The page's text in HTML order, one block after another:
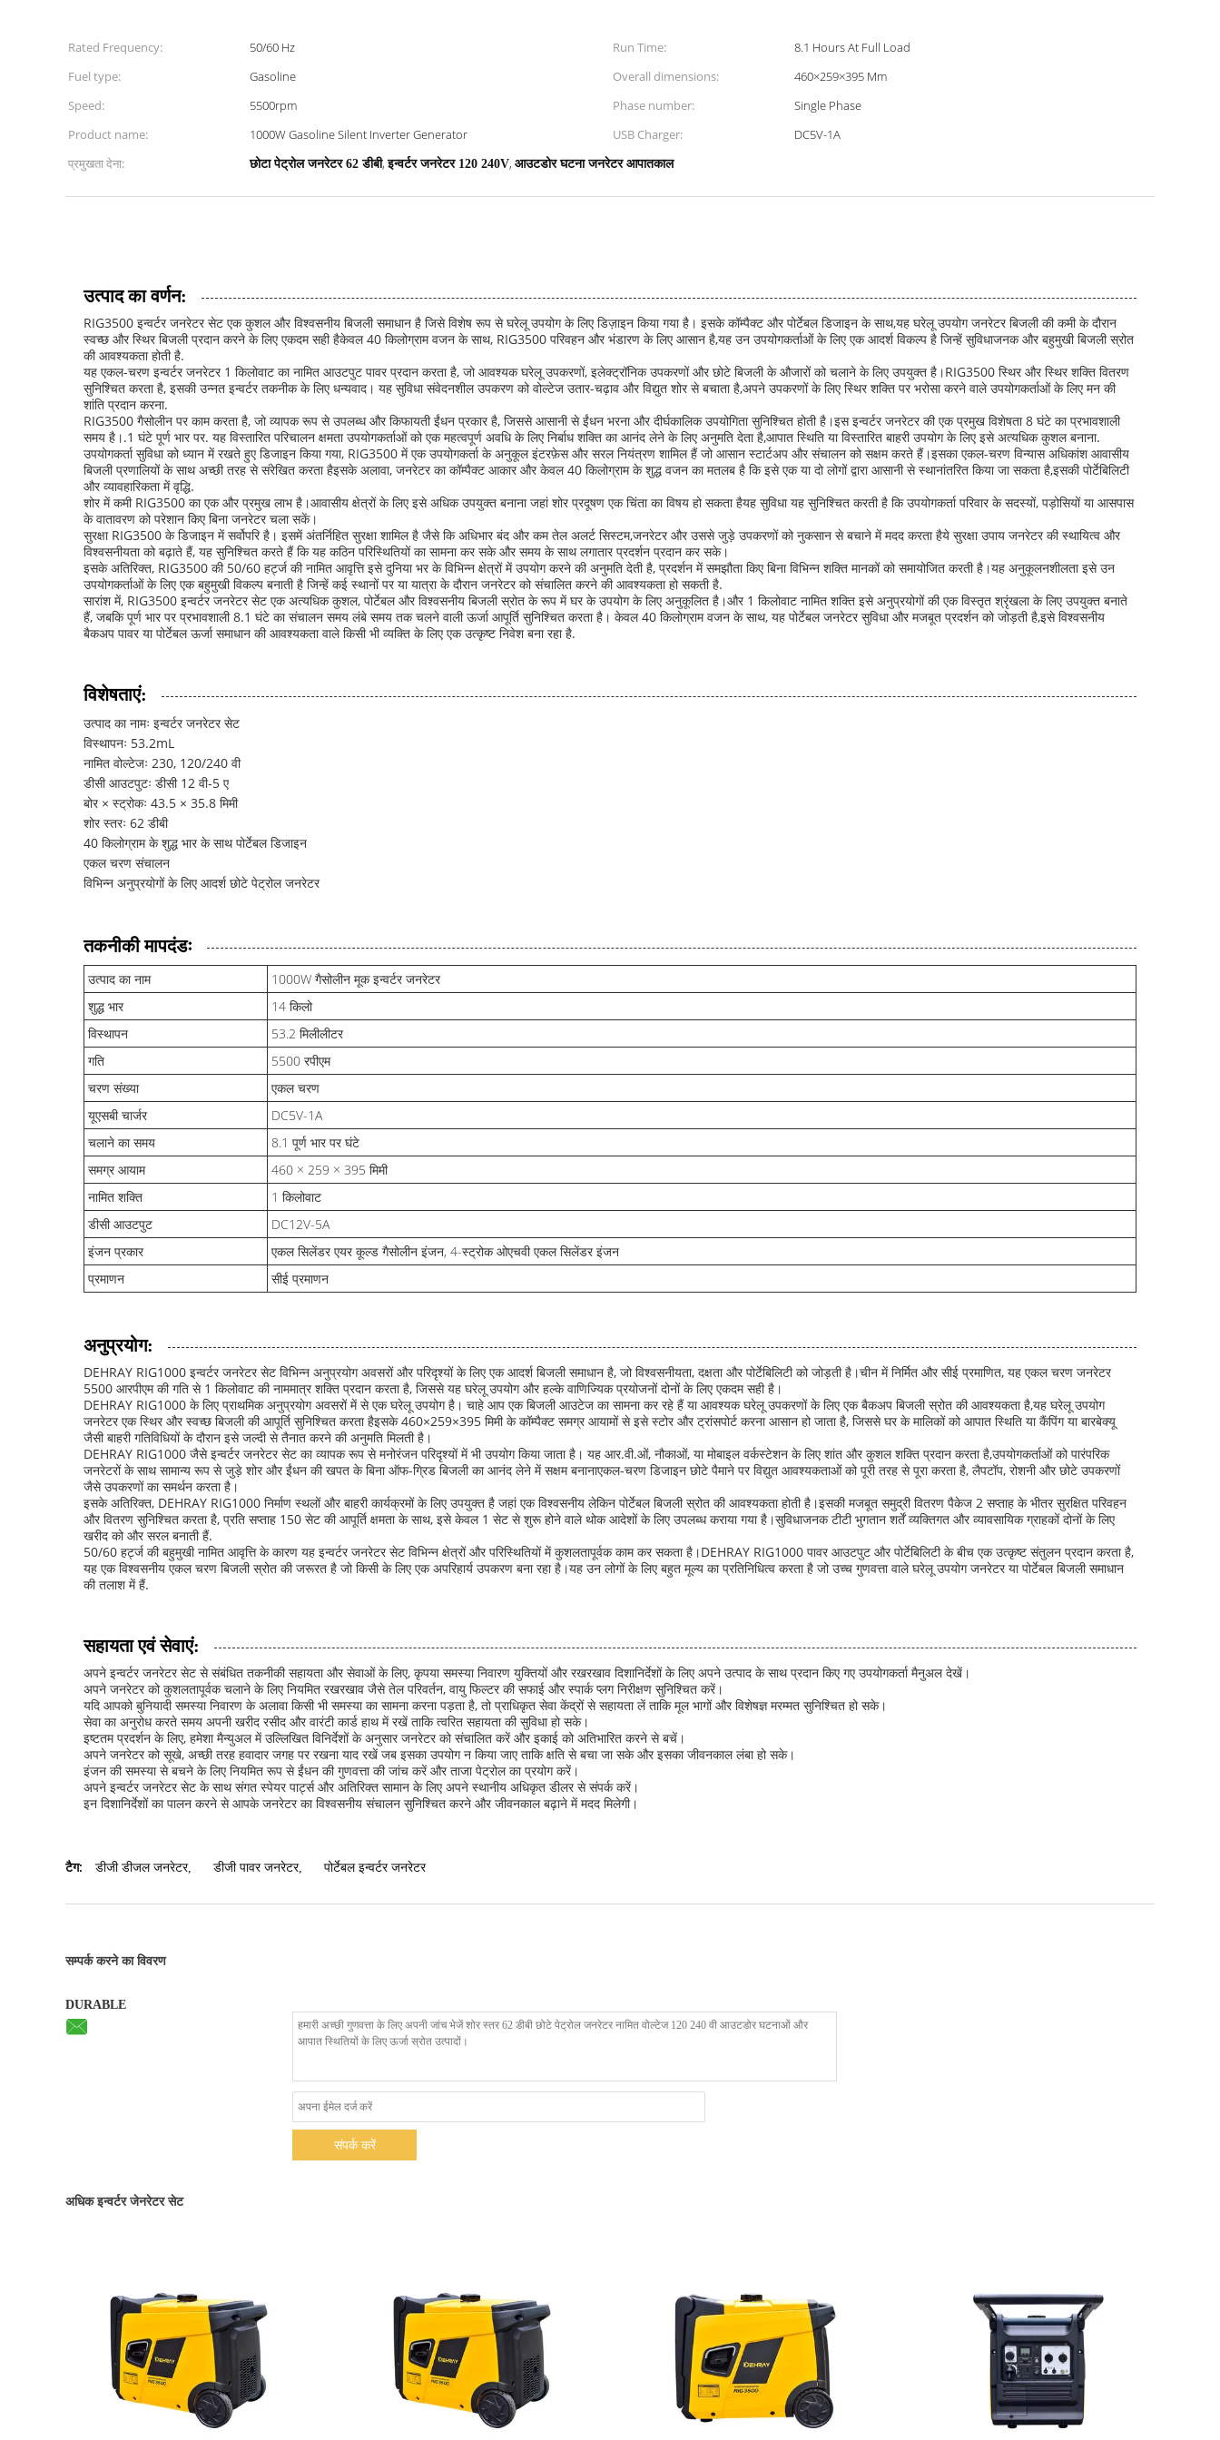
Rated Frequency: 50/60 Hz Run Time:
8.1 Hours At Full Load
Fuel type:
Gasoline Overall dimensions:
460×259×395 Mm
Speed:
5500rpm Phase number:
Single Phase
Product name:
1000W Gasoline Silent Inverter Generator USB Charger:
DC5V-1A
प्रमुखता देना:
छोटा पेट्रोल जनरेटर 62 डीबी,इन्वर्टर जनरेटर 120 240V, आउटडोर घटना जनरेटर आपातकाल
उत्पाद का वर्णन:
RIG3500 इन्वर्टर जनरेटर सेट एक कुशल और विश्वसनीय बिजली समाधान है जिसे विशेष रूप से घरेलू उपयोग के लिए डिज़ाइन किया गया है। इसके कॉम्पैक्ट और पोर्टेबल डिजाइन के साथ,यह घरेलू उपयोग जनरेटर बिजली की कमी के दौरान
स्वच्छ और स्थिर बिजली प्रदान करने के लिए एकदम सही हैकेवल 40 किलोग्राम वजन के साथ, RIG3500 परिवहन और भंडारण के लिए आसान है,यह उन उपयोगकर्ताओं के लिए एक आदर्श विकल्प है जिन्हें सुविधाजनक और बहुमुखी बिजली स्रोत
की आवश्यकता होती है.
यह एकल-चरण इन्वर्टर जनरेटर 1 किलोवाट का नामित आउटपुट पावर प्रदान करता है, जो आवश्यक घरेलू उपकरणों, इलेक्ट्रॉनिक उपकरणों और छोटे बिजली के औजारों को चलाने के लिए उपयुक्त है।RIG3500 स्थिर और स्थिर शक्ति वितरण
सुनिश्चित करता है, इसकी उन्नत इन्वर्टर तकनीक के लिए धन्यवाद। यह सुविधा संवेदनशील उपकरण को वोल्टेज उतार-चढ़ाव और विद्युत शोर से बचाता है,अपने उपकरणों के लिए स्थिर शक्ति पर भरोसा करने वाले उपयोगकर्ताओं के लिए मन की
शांति प्रदान करना.
RIG3500 गैसोलीन पर काम करता है, जो व्यापक रूप से उपलब्ध और किफायती ईंधन प्रकार है, जिससे आसानी से ईंधन भरना और दीर्घकालिक उपयोगिता सुनिश्चित होती है।इस इन्वर्टर जनरेटर की एक प्रमुख विशेषता 8 घंटे का प्रभावशाली
समय है।.1 घंटे पूर्ण भार पर. यह विस्तारित परिचालन क्षमता उपयोगकर्ताओं को एक महत्वपूर्ण अवधि के लिए निर्बाध शक्ति का आनंद लेने के लिए अनुमति देता है,आपात स्थिति या विस्तारित बाहरी उपयोग के लिए इसे अत्यधिक कुशल बनाना.
उपयोगकर्ता सुविधा को ध्यान में रखते हुए डिजाइन किया गया, RIG3500 में एक उपयोगकर्ता के अनुकूल इंटरफ़ेस और सरल नियंत्रण शामिल हैं जो आसान स्टार्टअप और संचालन को सक्षम करते हैं।इसका एकल-चरण विन्यास अधिकांश आवासीय
बिजली प्रणालियों के साथ अच्छी तरह से संरेखित करता हैइसके अलावा, जनरेटर का कॉम्पैक्ट आकार और केवल 40 किलोग्राम के शुद्ध वजन का मतलब है कि इसे एक या दो लोगों द्वारा आसानी से स्थानांतरित किया जा सकता है,इसकी पोर्टेबिलिटी
और व्यावहारिकता में वृद्धि.
शोर में कमी RIG3500 का एक और प्रमुख लाभ है।आवासीय क्षेत्रों के लिए इसे अधिक उपयुक्त बनाना जहां शोर प्रदूषण एक चिंता का विषय हो सकता हैयह सुविधा यह सुनिश्चित करती है कि उपयोगकर्ता परिवार के सदस्यों, पड़ोसियों या आसपास
के वातावरण को परेशान किए बिना जनरेटर चला सकें।
सुरक्षा RIG3500 के डिजाइन में सर्वोपरि है। इसमें अंतर्निहित सुरक्षा शामिल है जैसे कि अधिभार बंद और कम तेल अलर्ट सिस्टम,जनरेटर और उससे जुड़े उपकरणों को नुकसान से बचाने में मदद करता हैये सुरक्षा उपाय जनरेटर की स्थायित्व और
विश्वसनीयता को बढ़ाते हैं, यह सुनिश्चित करते हैं कि यह कठिन परिस्थितियों का सामना कर सके और समय के साथ लगातार प्रदर्शन प्रदान कर सके।
इसके अतिरिक्त, RIG3500 की 50/60 हर्ट्ज की नामित आवृत्ति इसे दुनिया भर के विभिन्न क्षेत्रों में उपयोग करने की अनुमति देती है, प्रदर्शन में समझौता किए बिना विभिन्न शक्ति मानकों को समायोजित करती है।यह अनुकूलनशीलता इसे उन
उपयोगकर्ताओं के लिए एक बहुमुखी विकल्प बनाती है जिन्हें कई स्थानों पर या यात्रा के दौरान जनरेटर को संचालित करने की आवश्यकता हो सकती है.
सारांश में, RIG3500 इन्वर्टर जनरेटर सेट एक अत्यधिक कुशल, पोर्टेबल और विश्वसनीय बिजली स्रोत के रूप में घर के उपयोग के लिए अनुकूलित है।और 1 किलोवाट नामित शक्ति इसे अनुप्रयोगों की एक विस्तृत श्रृंखला के लिए उपयुक्त बनाते
हैं, जबकि पूर्ण भार पर प्रभावशाली 8.1 घंटे का संचालन समय लंबे समय तक चलने वाली ऊर्जा आपूर्ति सुनिश्चित करता है। केवल 40 किलोग्राम वजन के साथ, यह पोर्टेबल जनरेटर सुविधा और मजबूत प्रदर्शन को जोड़ती है,इसे विश्वसनीय
बैकअप पावर या पोर्टेबल ऊर्जा समाधान की आवश्यकता वाले किसी भी व्यक्ति के लिए एक उत्कृष्ट निवेश बना रहा है.
विशेषताएं:
उत्पाद का नामः इन्वर्टर जनरेटर सेट
विस्थापनः 53.2mL
नामित वोल्टेजः 230, 120/240 वी
डीसी आउटपुटः डीसी 12 वी-5 ए
बोर × स्ट्रोकः 43.5 × 35.8 मिमी
शोर स्तरः 62 डीबी
40 किलोग्राम के शुद्ध भार के साथ पोर्टेबल डिजाइन
एकल चरण संचालन
विभिन्न अनुप्रयोगों के लिए आदर्श छोटे पेट्रोल जनरेटर
तकनीकी मापदंडः
उत्पाद का नाम
1000W गैसोलीन मूक इन्वर्टर जनरेटर
शुद्ध भार
14 किलो
विस्थापन
53.2 मिलीलीटर
गति
5500 रपीएम
चरण संख्या
एकल चरण
यूएसबी चार्जर
DC5V-1A
चलाने का समय
8.1 पूर्ण भार पर घंटे
समग्र आयाम
460 × 259 × 395 मिमी
नामित शक्ति
1 किलोवाट
डीसी आउटपुट
DC12V-5A
इंजन प्रकार
एकल सिलेंडर एयर कूल्ड गैसोलीन इंजन, 4-स्ट्रोक ओएचवी एकल सिलेंडर इंजन
प्रमाणन
सीई प्रमाणन
अनुप्रयोग:
DEHRAY RIG1000 इन्वर्टर जनरेटर सेट विभिन्न अनुप्रयोग अवसरों और परिदृश्यों के लिए एक आदर्श बिजली समाधान है, जो विश्वसनीयता, दक्षता और पोर्टेबिलिटी को जोड़ती है।चीन में निर्मित और सीई प्रमाणित, यह एकल चरण जनरेटर
5500 आरपीएम की गति से 1 किलोवाट की नाममात्र शक्ति प्रदान करता है, जिससे यह घरेलू उपयोग और हल्के वाणिज्यिक प्रयोजनों दोनों के लिए एकदम सही है।
DEHRAY RIG1000 के लिए प्राथमिक अनुप्रयोग अवसरों में से एक घरेलू उपयोग है। चाहे आप एक बिजली आउटेज का सामना कर रहे हैं या आवश्यक घरेलू उपकरणों के लिए एक बैकअप बिजली स्रोत की आवश्यकता है,यह घरेलू उपयोग
जनरेटर एक स्थिर और स्वच्छ बिजली की आपूर्ति सुनिश्चित करता हैइसके 460×259×395 मिमी के कॉम्पैक्ट समग्र आयामों से इसे स्टोर और ट्रांसपोर्ट करना आसान हो जाता है, जिससे घर के मालिकों को आपात स्थिति या कैंपिंग या बारबेक्यू
जैसी बाहरी गतिविधियों के दौरान इसे जल्दी से तैनात करने की अनुमति मिलती है।
DEHRAY RIG1000 जैसे इन्वर्टर जनरेटर सेट का व्यापक रूप से मनोरंजन परिदृश्यों में भी उपयोग किया जाता है। यह आर.वी.ओं, नौकाओं, या मोबाइल वर्कस्टेशन के लिए शांत और कुशल शक्ति प्रदान करता है,उपयोगकर्ताओं को पारंपरिक
जनरेटरों के साथ सामान्य रूप से जुड़े शोर और ईंधन की खपत के बिना ऑफ-ग्रिड बिजली का आनंद लेने में सक्षम बनानाएकल-चरण डिजाइन छोटे पैमाने पर विद्युत आवश्यकताओं को पूरी तरह से पूरा करता है, लैपटॉप, रोशनी और छोटे उपकरणों
जैसे उपकरणों का समर्थन करता है।
इसके अतिरिक्त, DEHRAY RIG1000 निर्माण स्थलों और बाहरी कार्यक्रमों के लिए उपयुक्त है जहां एक विश्वसनीय लेकिन पोर्टेबल बिजली स्रोत की आवश्यकता होती है।इसकी मजबूत समुद्री वितरण पैकेज 2 सप्ताह के भीतर सुरक्षित परिवहन
और वितरण सुनिश्चित करता है, प्रति सप्ताह 150 सेट की आपूर्ति क्षमता के साथ, इसे केवल 1 सेट से शुरू होने वाले थोक आदेशों के लिए उपलब्ध कराया गया है।सुविधाजनक टीटी भुगतान शर्तें व्यक्तिगत और व्यावसायिक ग्राहकों दोनों के लिए
खरीद को और सरल बनाती हैं.
50/60 हर्ट्ज की बहुमुखी नामित आवृत्ति के कारण यह इन्वर्टर जनरेटर सेट विभिन्न क्षेत्रों और परिस्थितियों में कुशलतापूर्वक काम कर सकता है।DEHRAY RIG1000 पावर आउटपुट और पोर्टेबिलिटी के बीच एक उत्कृष्ट संतुलन प्रदान करता है,
यह एक विश्वसनीय एकल चरण बिजली स्रोत की जरूरत है जो किसी के लिए एक अपरिहार्य उपकरण बना रहा है।यह उन लोगों के लिए बहुत मूल्य का प्रतिनिधित्व करता है जो उच्च गुणवत्ता वाले घरेलू उपयोग जनरेटर या पोर्टेबल बिजली समाधान
की तलाश में हैं.
सहायता एवं सेवाएं:
अपने इन्वर्टर जनरेटर सेट से संबंधित तकनीकी सहायता और सेवाओं के लिए, कृपया समस्या निवारण युक्तियों और रखरखाव दिशानिर्देशों के लिए अपने उत्पाद के साथ प्रदान किए गए उपयोगकर्ता मैनुअल देखें।
अपने जनरेटर को कुशलतापूर्वक चलाने के लिए नियमित रखरखाव जैसे तेल परिवर्तन, वायु फिल्टर की सफाई और स्पार्क प्लग निरीक्षण सुनिश्चित करें।
यदि आपको बुनियादी समस्या निवारण के अलावा किसी भी समस्या का सामना करना पड़ता है, तो प्राधिकृत सेवा केंद्रों से सहायता लें ताकि मूल भागों और विशेषज्ञ मरम्मत सुनिश्चित हो सके।
सेवा का अनुरोध करते समय अपनी खरीद रसीद और वारंटी कार्ड हाथ में रखें ताकि त्वरित सहायता की सुविधा हो सके।
इष्टतम प्रदर्शन के लिए, हमेशा मैन्युअल में उल्लिखित विनिर्देशों के अनुसार जनरेटर को संचालित करें और इकाई को अतिभारित करने से बचें।
अपने जनरेटर को सूखे, अच्छी तरह हवादार जगह पर रखना याद रखें जब इसका उपयोग न किया जाए ताकि क्षति से बचा जा सके और इसका जीवनकाल लंबा हो सके।
इंजन की समस्या से बचने के लिए नियमित रूप से ईंधन की गुणवत्ता की जांच करें और ताजा पेट्रोल का प्रयोग करें।
अपने इन्वर्टर जनरेटर सेट के साथ संगत स्पेयर पार्ट्स और अतिरिक्त सामान के लिए अपने स्थानीय अधिकृत डीलर से संपर्क करें।
इन दिशानिर्देशों का पालन करने से आपके जनरेटर का विश्वसनीय संचालन सुनिश्चित करने और जीवनकाल बढ़ाने में मदद मिलेगी।
टैग: डीजी डीजल जनरेटर, डीजी पावर जनरेटर, पोर्टेबल इन्वर्टर जनरेटर
सम्पर्क करने का विवरण
DURABLE
संपर्क करें
अधिक इन्वर्टर जेनरेटर सेट